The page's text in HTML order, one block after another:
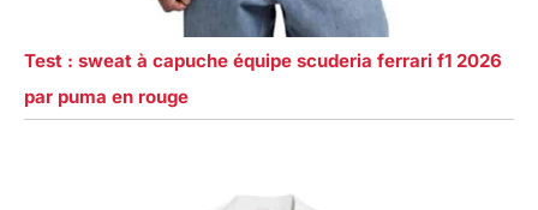
Test : sweat à capuche équipe scuderia ferrari f1 2026
par puma en rouge